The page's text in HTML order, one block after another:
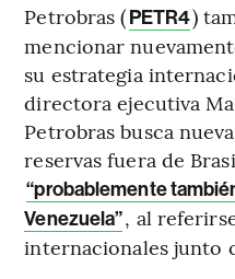
Petrobras (PETR4)
mencionar
su estrategia
directora ejecutiva
Petrobras busca
reservas fuera de
“probablemente
Venezuela”, al
internacionales junto